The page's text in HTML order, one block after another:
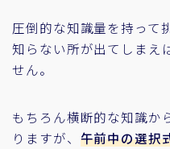
圧倒的な知識量を持って
知らない所が出てしまえ
せん。
もちろん横断的な知識か
りますが、 午前中の選択